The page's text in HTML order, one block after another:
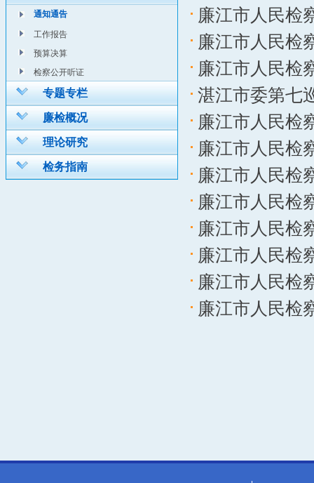
通知通告
工作报告
预算决算
检察公开听证
专题专栏
廉检概况
理论研究
检务指南
廉江市人民检
廉江市人民检
廉江市人民检
湛江市委第七
廉江市人民检
廉江市人民检
廉江市人民检
廉江市人民检
廉江市人民检
廉江市人民检
廉江市人民检
廉江市人民检